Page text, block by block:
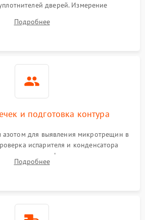
дверей. Измерение
мотора, проверка термостата и
ошибок с электронного дисплея.
Подробнее
и подготовка контура
азотом для выявления микротрещин в
испарителя и конденсатора
старого фильтра-осушителя и
трубки для устранения засоров.
Подробнее